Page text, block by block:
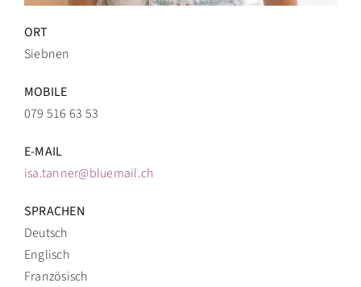
ORT
Siebnen
MOBILE
079 516 63 53
E-MAIL
isa.tanner@bluemail.ch
SPRACHEN
Deutsch
Englisch
Französisch